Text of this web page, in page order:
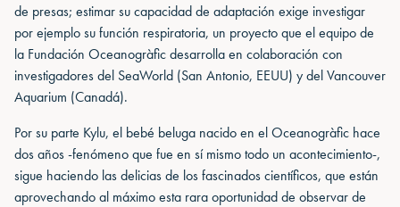
de presas; estimar su capacidad de adaptación exige investigar
por ejemplo su función respiratoria, un proyecto que el equipo de
la Fundación Oceanogràfic desarrolla en colaboración con
investigadores del SeaWorld (San Antonio, EEUU) y del Vancouver
Aquarium (Canadá).
Por su parte Kylu, el bebé beluga nacido en el Oceanogràfic hace
dos años -fenómeno que fue en sí mismo todo un acontecimiento-,
sigue haciendo las delicias de los fascinados científicos, que están
aprovechando al máximo esta rara oportunidad de observar de